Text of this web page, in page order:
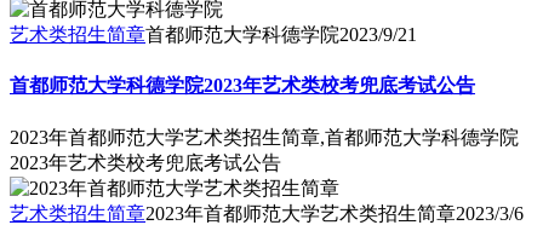
艺术类招生简章首都师范大学科德学院2023/9/21
首都师范大学科德学院2023年艺术类校考兜底考试公告
2023年首都师范大学艺术类招生简章,首都师范大学科德学院
2023年艺术类校考兜底考试公告
艺术类招生简章2023年首都师范大学艺术类招生简章2023/3/6